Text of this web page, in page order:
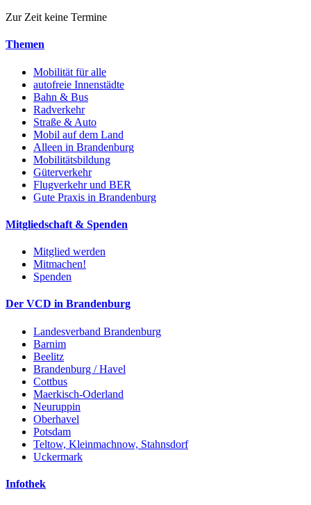
Zur Zeit keine Termine
Themen
Mobilität für alle
autofreie Innenstädte
Bahn & Bus
Radverkehr
Straße & Auto
Mobil auf dem Land
Alleen in Brandenburg
Mobilitätsbildung
Güterverkehr
Flugverkehr und BER
Gute Praxis in Brandenburg
Mitgliedschaft & Spenden
Mitglied werden
Mitmachen!
Spenden
Der VCD in Brandenburg
Landesverband Brandenburg
Barnim
Beelitz
Brandenburg / Havel
Cottbus
Maerkisch-Oderland
Neuruppin
Oberhavel
Potsdam
Teltow, Kleinmachnow, Stahnsdorf
Uckermark
Infothek